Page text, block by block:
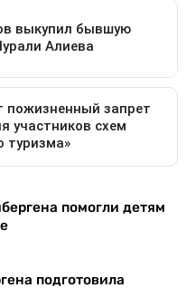
помогли детям
подготовила